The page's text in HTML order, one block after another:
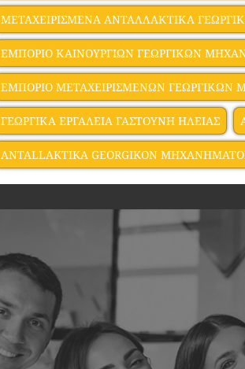
ΜΕΤΑΧΕΙΡΙΣΜΕΝΑ ΑΝΤΑΛΛΑΚΤΙΚΑ
ΕΜΠΟΡΙΟ ΚΑΙΝΟΥΡΓΙΩΝ ΓΕΩΡΓΙΚΩΝ
ΕΜΠΟΡΙΟ ΜΕΤΑΧΕΙΡΙΣΜΕΝΩΝ
ΓΕΩΡΓΙΚΑ ΕΡΓΑΛΕΙΑ ΓΑΣΤΟΥΝΗ ΗΛΕΙΑΣ
ANTALLAKTIKA GEORGIKON